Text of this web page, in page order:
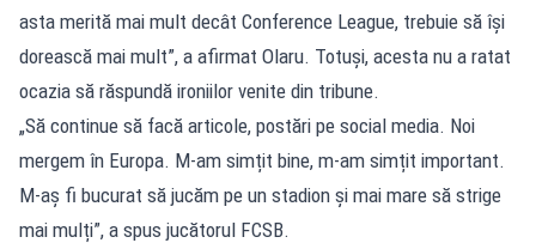
asta merită mai mult decât Conference League, trebuie să își
dorească mai mult”, a afirmat Olaru. Totuşi, acesta nu a ratat
ocazia să răspundă ironiilor venite din tribune.
„Să continue să facă articole, postări pe social media. Noi
mergem în Europa. M-am simțit bine, m-am simțit important.
M-aș fi bucurat să jucăm pe un stadion și mai mare să strige
mai mulți”, a spus jucătorul FCSB.